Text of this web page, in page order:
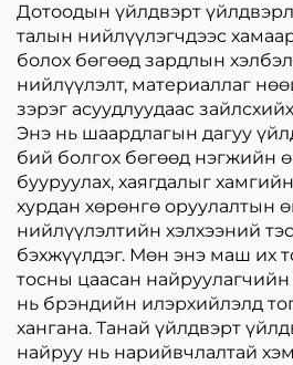
Дотоодын үйлдвэрт
талын нийлүүлэгчдээс
болох бөгөөд зардлын
нийлүүлэлт, материаллаг
зэрэг асуудлуудаас
Энэ нь шаардлагын дагуу
бий болгох бөгөөд нэгжийн
бууруулах, хаягдалыг
хурдан хөрөнгө оруулалтын
нийлүүлэлтийн хэлхээний
бэхжүүлдэг. Мөн энэ маш их
тосны цаасан
нь брэндийн илэрхийлэлд
хангана. Танай үйлдвэрт
найруу нь нарийвчлалтай